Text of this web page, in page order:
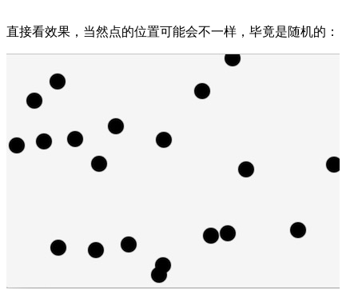
直接看效果，当然点的位置可能会不一样，毕竟是随机的：